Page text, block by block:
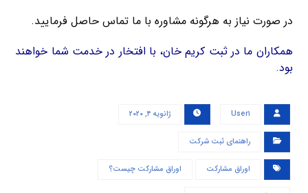
در صورت نیاز به هرگونه مشاوره با ما تماس حاصل فرمایید.
همکاران ما در ثبت کریم خان، با افتخار در خدمت شما خواهند
بود.
User۱ ژانویه ۴, ۲۰۲۰
راهنمای ثبت شرکت
اوراق مشارکت اوراق مشارکت چیست؟